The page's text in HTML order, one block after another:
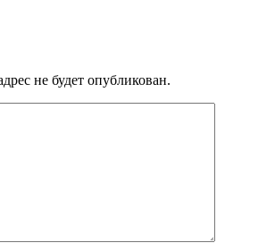
не будет опубликован.